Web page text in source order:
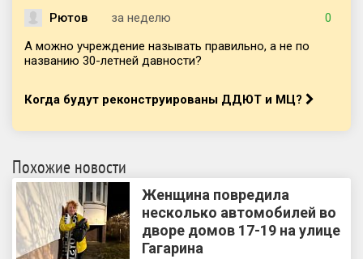
Рютов за неделю
0
А можно учреждение называть правильно, а не по
названию 30-летней давности?
Когда будут реконструированы ДДЮТ и МЦ?
Похожие новости
Женщина повредила
несколько автомобилей во
дворе домов 17-19 на улице
Гагарина